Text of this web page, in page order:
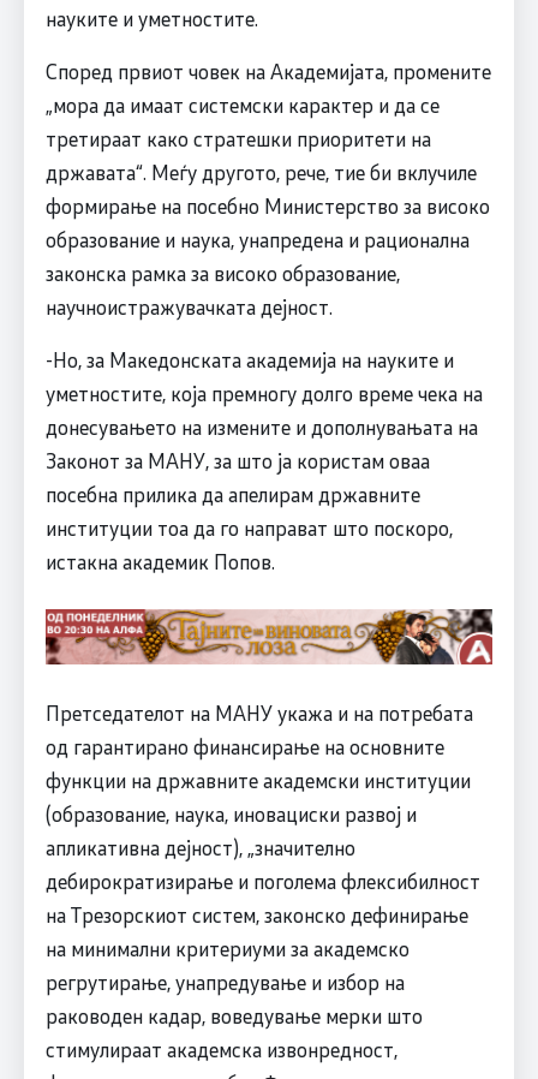
науките и уметностите.
Според првиот човек на Академијата, промените
„мора да имаат системски карактер и да се
третираат како стратешки приоритети на
државата“. Меѓу другото, рече, тие би вклучиле
формирање на посебно Министерство за високо
образование и наука, унапредена и рационална
законска рамка за високо образование,
научноистражувачката дејност.
-Но, за Македонската академија на науките и
уметностите, која премногу долго време чека на
донесувањето на измените и дополнувањата на
Законот за МАНУ, за што ја користам оваа
посебна прилика да апелирам државните
институции тоа да го направат што поскоро,
истакна академик Попов.
Претседателот на МАНУ укажа и на потребата
од гарантирано финансирање на основните
функции на државните академски институции
(образование, наука, иновациски развој и
апликативна дејност), „значително
дебирократизирање и поголема флексибилност
на Трезорскиот систем, законско дефинирање
на минимални критериуми за академско
регрутирање, унапредување и избор на
раководен кадар, воведување мерки што
стимулираат академска извонредност,